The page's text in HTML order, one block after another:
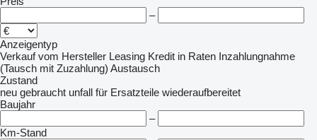
–
Anzeigentyp
Verkauf vom Hersteller Leasing Kredit in Raten Inzahlungnahme
(Tausch mit Zuzahlung) Austausch
Zustand
neu gebraucht unfall für Ersatzteile wiederaufbereitet
Baujahr
–
Km-Stand